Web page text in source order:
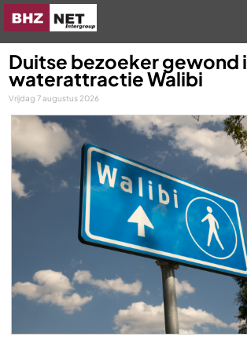
Duitse bezoeker gewond
waterattractie Walibi
Vrijdag 7 augustus 2026